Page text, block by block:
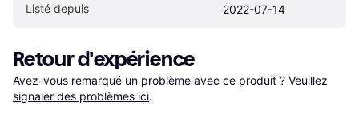
Listé depuis 2022-07-14
Retour d'expérience
Avez-vous remarqué un problème avec ce produit ? Veuillez
signaler des problèmes ici.